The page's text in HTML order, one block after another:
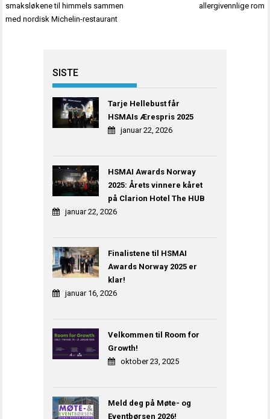
smaksløkene til himmels sammen
med nordisk Michelin-restaurant
allergivennlige rom
SISTE
Tarje Hellebust får
HSMAIs Ærespris 2025
januar 22, 2026
HSMAI Awards Norway
2025: Årets vinnere kåret
på Clarion Hotel The HUB
januar 22, 2026
Finalistene til HSMAI
Awards Norway 2025 er
klar!
januar 16, 2026
Velkommen til Room for
Growth!
oktober 23, 2025
Meld deg på Møte- og
Eventbørsen 2026!